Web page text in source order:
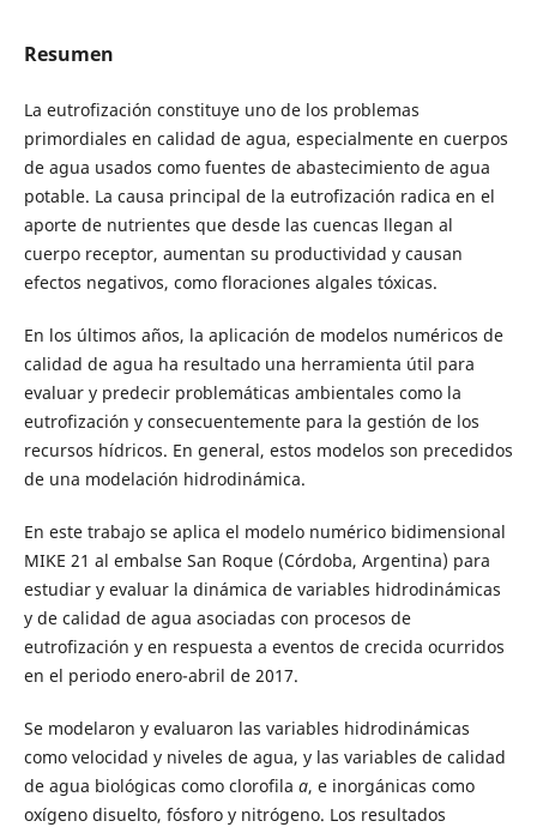
Resumen
La eutrofización constituye uno de los problemas
primordiales en calidad de agua, especialmente en cuerpos
de agua usados como fuentes de abastecimiento de agua
potable. La causa principal de la eutrofización radica en el
aporte de nutrientes que desde las cuencas llegan al
cuerpo receptor, aumentan su productividad y causan
efectos negativos, como floraciones algales tóxicas.
En los últimos años, la aplicación de modelos numéricos de
calidad de agua ha resultado una herramienta útil para
evaluar y predecir problemáticas ambientales como la
eutrofización y consecuentemente para la gestión de los
recursos hídricos. En general, estos modelos son precedidos
de una modelación hidrodinámica.
En este trabajo se aplica el modelo numérico bidimensional
MIKE 21 al embalse San Roque (Córdoba, Argentina) para
estudiar y evaluar la dinámica de variables hidrodinámicas
y de calidad de agua asociadas con procesos de
eutrofización y en respuesta a eventos de crecida ocurridos
en el periodo enero-abril de 2017.
Se modelaron y evaluaron las variables hidrodinámicas
como velocidad y niveles de agua, y las variables de calidad
de agua biológicas como clorofila a, e inorgánicas como
oxígeno disuelto, fósforo y nitrógeno. Los resultados